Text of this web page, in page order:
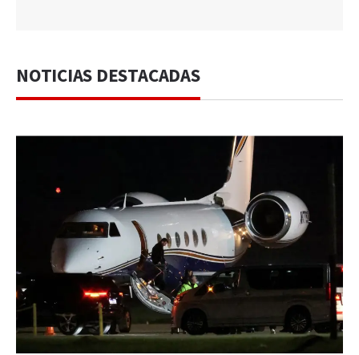
NOTICIAS DESTACADAS